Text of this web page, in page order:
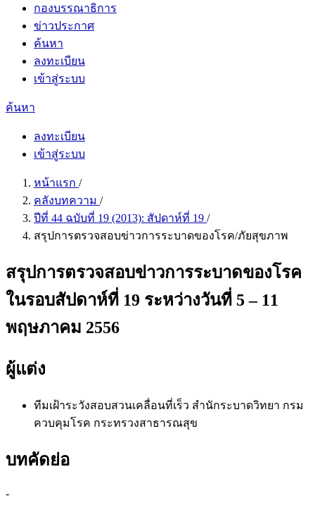
กองบรรณาธิการ
ข่าวประกาศ
ค้นหา
ลงทะเบียน
เข้าสู่ระบบ
ค้นหา
ลงทะเบียน
เข้าสู่ระบบ
หน้าแรก /
คลังบทความ /
ปีที่ 44 ฉบับที่ 19 (2013): สัปดาห์ที่ 19 /
สรุปการตรวจสอบข่าวการระบาดของโรค/ภัยสุขภาพ
สรุปการตรวจสอบข่าวการระบาดของโรค
ในรอบสัปดาห์ที่ 19 ระหว่างวันที่ 5 – 11
พฤษภาคม 2556
ผู้แต่ง
ทีมเฝ้าระวังสอบสวนเคลื่อนที่เร็ว สำนักระบาดวิทยา กรม
ควบคุมโรค กระทรวงสาธารณสุข
บทคัดย่อ
-